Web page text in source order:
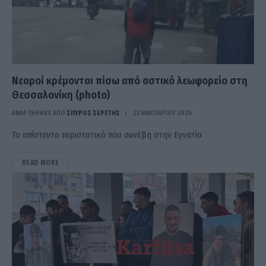
Νεαροί κρέμονται πίσω από αστικό λεωφορείο στη
Θεσσαλονίκη (photo)
ΑΝΑΡΤΗΘΗΚΕ ΑΠΟ ΣΠΎΡΟΣ ΣΕΡΈΤΗΣ 23 ΙΑΝΟΥΑΡΊΟΥ 2025
Το απίστευτο περιστατικό που συνέβη στην Εγνατία
READ MORE